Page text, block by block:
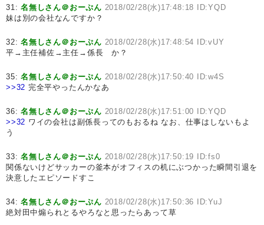
31:名無しさん＠おーぷん 2018/02/28(水)17:48:18 ID:YQD
妹は別の会社なんですか？
32:名無しさん＠おーぷん 2018/02/28(水)17:48:54 ID:vUY
平→主任補佐→主任→係長 か？
35:名無しさん＠おーぷん 2018/02/28(水)17:50:40 ID:w4S
>>32 完全平やったんかなあ
36:名無しさん＠おーぷん 2018/02/28(水)17:51:00 ID:YQD
>>32 ワイの会社は副係長ってのもおるね なお、仕事はしないもよ
う
33:名無しさん＠おーぷん 2018/02/28(水)17:50:19 ID:fs0
関係ないけどサッカーの釜本がオフィスの机にぶつかった瞬間引退を
決意したエピソードすこ
34:名無しさん＠おーぷん 2018/02/28(水)17:50:36 ID:YuJ
絶対田中煽られとるやろなと思ったらあって草